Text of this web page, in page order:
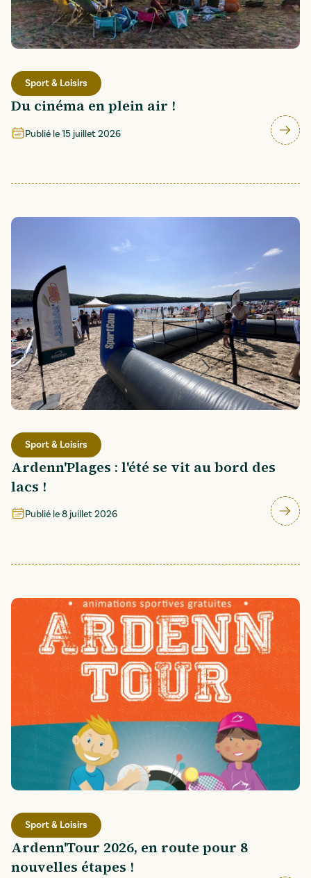
Sport & Loisirs
Du cinéma en plein air !
Publié le15 juillet 2026
Sport & Loisirs
Ardenn'Plages : l'été se vit au bord des
lacs !
Publié le8 juillet 2026
Sport & Loisirs
Ardenn'Tour 2026, en route pour 8
nouvelles étapes !